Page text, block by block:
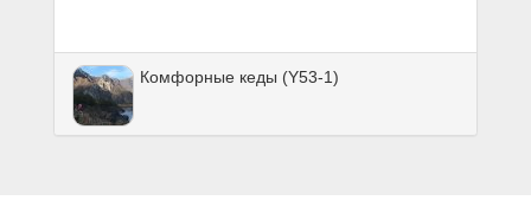
Комфорные кеды (Y53-1)